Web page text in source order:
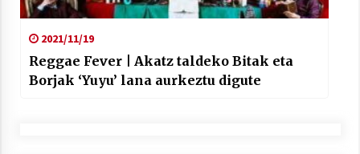
2021/11/19
Reggae Fever | Akatz taldeko Bitak eta
Borjak ‘Yuyu’ lana aurkeztu digute